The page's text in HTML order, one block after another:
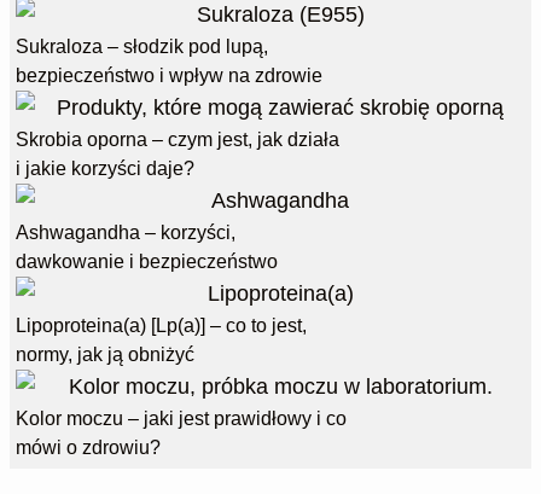
Sukraloza – słodzik pod lupą,
bezpieczeństwo i wpływ na zdrowie
Skrobia oporna – czym jest, jak działa
i jakie korzyści daje?
Ashwagandha – korzyści,
dawkowanie i bezpieczeństwo
Lipoproteina(a) [Lp(a)] – co to jest,
normy, jak ją obniżyć
Kolor moczu – jaki jest prawidłowy i co
mówi o zdrowiu?